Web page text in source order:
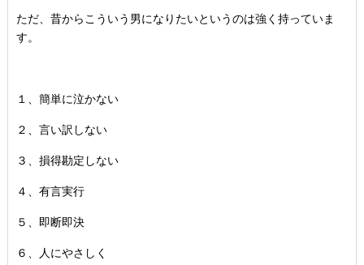
ただ、昔からこういう男になりたいというのは強く持っていま
す。
１、簡単に泣かない
２、言い訳しない
３、損得勘定しない
４、有言実行
５、即断即決
６、人にやさしく